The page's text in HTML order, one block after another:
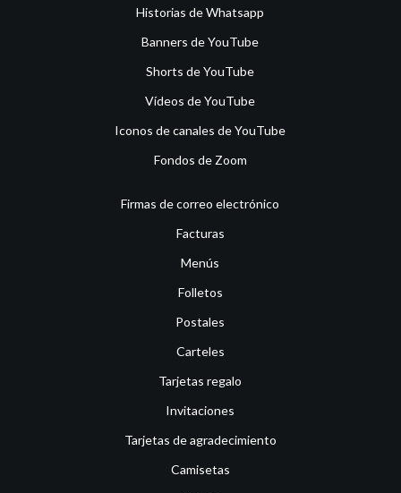
Historias de Whatsapp
Banners de YouTube
Shorts de YouTube
Vídeos de YouTube
Iconos de canales de YouTube
Fondos de Zoom
Firmas de correo electrónico
Facturas
Menús
Folletos
Postales
Carteles
Tarjetas regalo
Invitaciones
Tarjetas de agradecimiento
Camisetas